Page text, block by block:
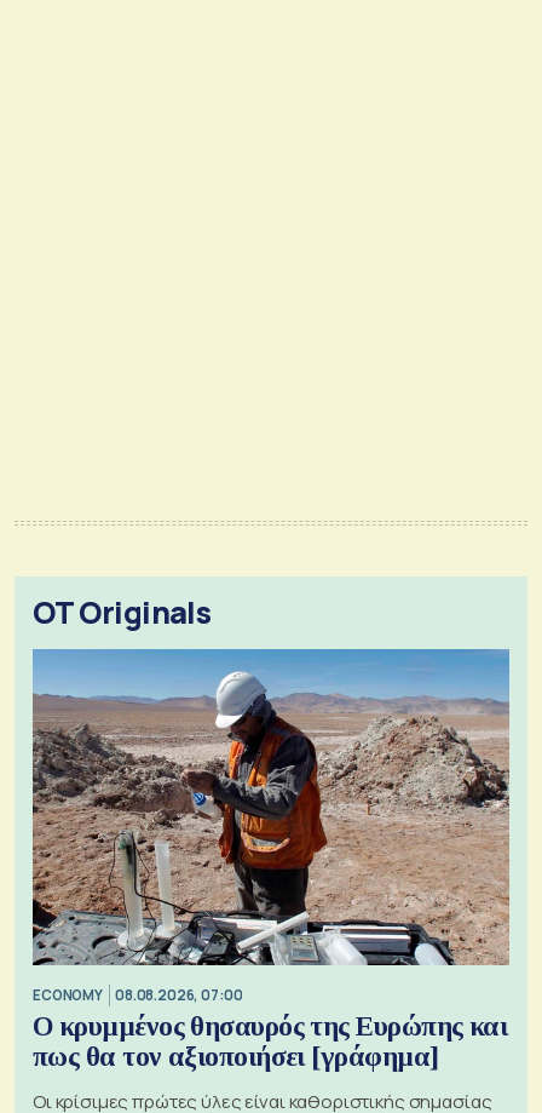
OT Originals
ECONOMY 08.08.2026, 07:00
Ο κρυμμένος θησαυρός της Ευρώπης και
πως θα τον αξιοποιήσει [γράφημα]
Οι κρίσιμες πρώτες ύλες είναι καθοριστικής σημασίας